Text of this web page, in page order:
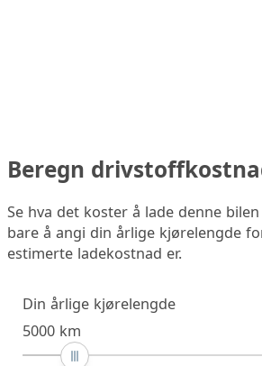
Beregn
Se hva det koster å lade denne
bare å angi din årlige kjørelengde
estimerte ladekostnad er.
Din årlige kjørelengde
5000 km